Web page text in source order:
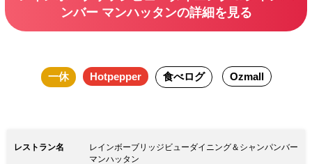
【スープ】 季節のポタージュ 【魚料
お肉料理季節の香
ンバー マンハッタンの詳細を見る
一休 Hotpepper 食べログ Ozmall
レストラン名
レインボーブリッジビューダイニング＆シャンパンバー
マンハッタン